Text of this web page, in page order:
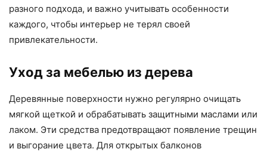
разного подхода, и важно учитывать особенности
каждого, чтобы интерьер не терял своей
привлекательности.
Уход за мебелью из дерева
Деревянные поверхности нужно регулярно очищать
мягкой щеткой и обрабатывать защитными маслами или
лаком. Эти средства предотвращают появление трещин
и выгорание цвета. Для открытых балконов